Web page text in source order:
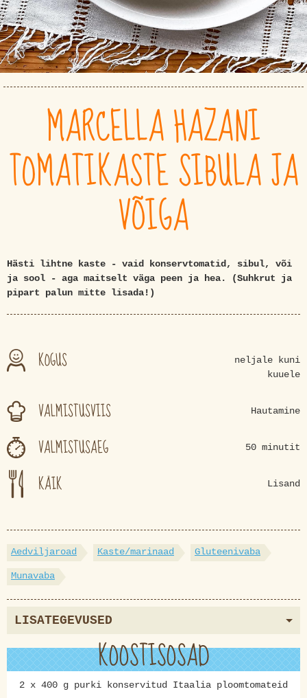
MARCELLA HAZANI
TOMATIKASTE SIBULA JA
VÕIGA
Hästi lihtne kaste - vaid konservtomatid, sibul, või
ja sool - aga maitselt väga peen ja hea. (Suhkrut ja
pipart palun mitte lisada!)
KOGUS
neljale kuni
kuuele
VALMISTUSVIIS Hautamine
VALMISTUSAEG 50 minutit
KÄIK Lisand
Aedviljaroad Kaste/marinaad Gluteenivaba
Munavaba
LISATEGEVUSED
KOOSTISOSAD
2 x 400 g purki konservitud Itaalia ploomtomateid